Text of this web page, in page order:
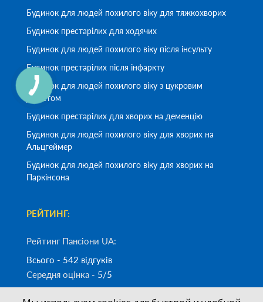
Будинок для людей похилого віку для тяжкохворих
Будинок престарілих для ходячих
Будинок для людей похилого віку після інсульту
Будинок престарілих після інфаркту
Будинок для людей похилого віку з цукровим
діабетом
Будинок престарілих для хворих на деменцію
Будинок для людей похилого віку для хворих на
Альцгеймер
Будинок для людей похилого віку для хворих на
Паркінсона
РЕЙТИНГ:
Рейтинг Пансіони UA:
Всього - 542 відгуків
Середня оцінка - 5/5